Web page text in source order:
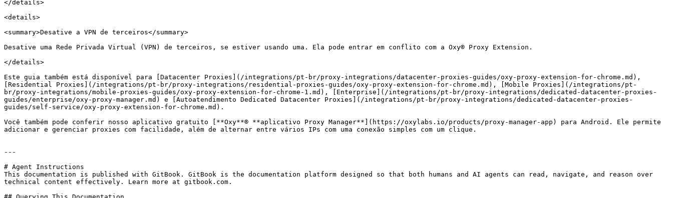
</details>
<details>
<summary>Desative a VPN de terceiros</summary>
Desative uma Rede Privada Virtual (VPN) de terceiros, se estiver usando uma. Ela pode entrar em conflito com a Oxy® Proxy Extension.
</details>
Este guia também está disponível para [Datacenter Proxies](/integrations/pt-br/proxy-integrations/datacenter-proxies-guides/oxy-proxy-extension-for-chrome.md),
[Residential Proxies](/integrations/pt-br/proxy-integrations/residential-proxies-guides/oxy-proxy-extension-for-chrome.md), [Mobile Proxies](/integrations/pt-
br/proxy-integrations/mobile-proxies-guides/oxy-proxy-extension-for-chrome-1.md), [Enterprise](/integrations/pt-br/proxy-integrations/dedicated-datacenter-proxies-
guides/enterprise/oxy-proxy-manager.md) e [Autoatendimento Dedicated Datacenter Proxies](/integrations/pt-br/proxy-integrations/dedicated-datacenter-proxies-
guides/self-service/oxy-proxy-extension-for-chrome.md).
Você também pode conferir nosso aplicativo gratuito [**Oxy**® **aplicativo Proxy Manager**](https://oxylabs.io/products/proxy-manager-app) para Android. Ele permite
adicionar e gerenciar proxies com facilidade, além de alternar entre vários IPs com uma conexão simples com um clique.
---
# Agent Instructions
This documentation is published with GitBook. GitBook is the documentation platform designed so that both humans and AI agents can read, navigate, and reason over
technical content effectively. Learn more at gitbook.com.